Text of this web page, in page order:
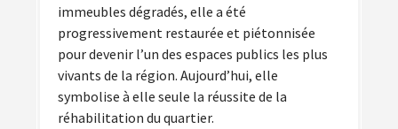
immeubles dégradés, elle a été
progressivement restaurée et piétonnisée
pour devenir l’un des espaces publics les plus
vivants de la région. Aujourd’hui, elle
symbolise à elle seule la réussite de la
réhabilitation du quartier.